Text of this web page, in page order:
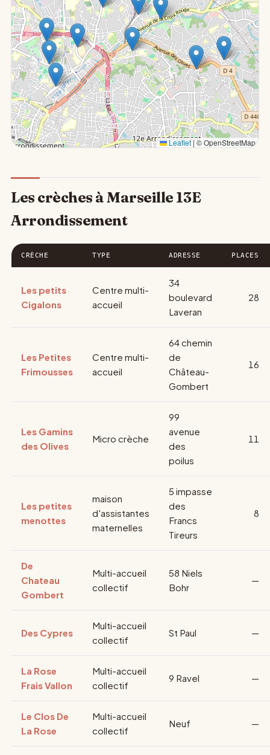
Leaflet|© OpenStreetMap
Les crèches à Marseille 13E
Arrondissement
CRÈCHE TYPE ADRESSE PLACES
Les petits
Cigalons
Centre multi-
accueil
34
boulevard
Laveran
28
Les Petites
Frimousses
Centre multi-
accueil
64 chemin
de
Château-
Gombert
16
Les Gamins
des Olives
Micro crèche
99
avenue
des
poilus
11
Les petites
menottes
maison
d'assistantes
maternelles
5 impasse
des
Francs
Tireurs
8
De
Chateau
Gombert
Multi-accueil
collectif
58 Niels
Bohr
—
Des Cypres
Multi-accueil
collectif
St Paul —
La Rose
Frais Vallon
Multi-accueil
collectif
9 Ravel —
Le Clos De
La Rose
Multi-accueil
collectif
Neuf —